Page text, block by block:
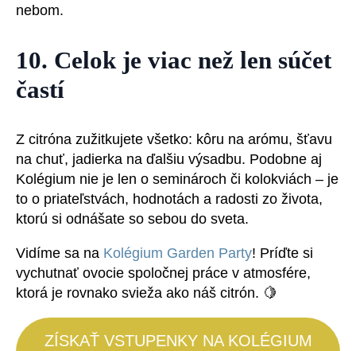
nebom.
10. Celok je viac než len súčet
častí
Z citróna zužitkujete všetko: kôru na arómu, šťavu
na chuť, jadierka na ďalšiu výsadbu. Podobne aj
Kolégium nie je len o seminároch či kolokviách – je
to o priateľstvách, hodnotách a radosti zo života,
ktorú si odnášate so sebou do sveta.
Vidíme sa na Kolégium Garden Party! Príďte si
vychutnať ovocie spoločnej práce v atmosfére,
ktorá je rovnako svieža ako náš citrón. 🍋
ZÍSKAŤ VSTUPENKY NA KOLÉGIUM